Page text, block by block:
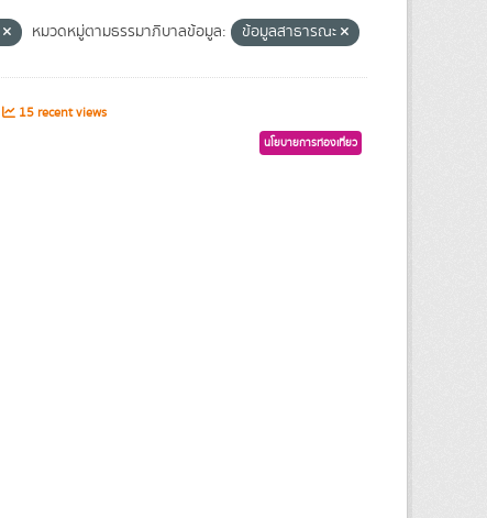
หมวดหมู่ตามธรรมาภิบาลข้อมูล: ข้อมูลสาธารณะ
15 recent views
นโยบายการท่องเที่ยว